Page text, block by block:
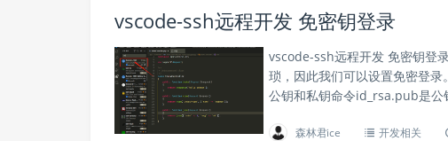
vscode-ssh远程开发 免密钥登录
vscode-ssh远程开发 免密钥登
琐，因此我们可以设置免密登
公钥和私钥命令id_rsa.pub是公
森林君ice 开发相关